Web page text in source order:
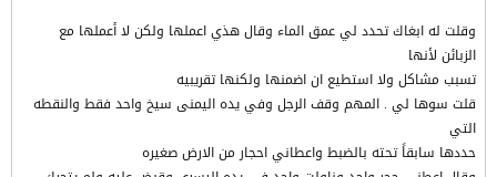
وقلت له ابغاك تحدد لي عمق الماء وقال هذي اعملها ولكن لا أعملها مع
الزبائن لأنها
تسبب مشاكل ولا استطيع ان اضمنها ولكنها تقريبيه
قلت سوها لي . المهم وقف الرجل وفي يده اليمنى سيخ واحد فقط والنقطه
التي
حددها سابقاً تحته بالضبط واعطاني احجار من الارض صغيره